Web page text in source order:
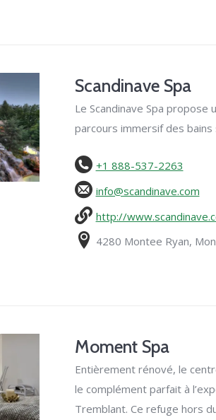
Scandinave Spa
Le Scandinave Spa
parcours immersif des
+1 888-537-2263
info@scandinave.com
http://
4280 Montee Ryan,
Moment Spa
Entièrement rénové, le
le complément parfait à
Tremblant. Ce refuge hors